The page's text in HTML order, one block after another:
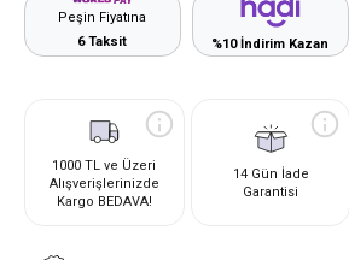
Peşin Fiyatına
6 Taksit
%10 İndirim Kazan
1000 TL ve Üzeri
Alışverişlerinizde
Kargo BEDAVA!
14 Gün İade
Garantisi